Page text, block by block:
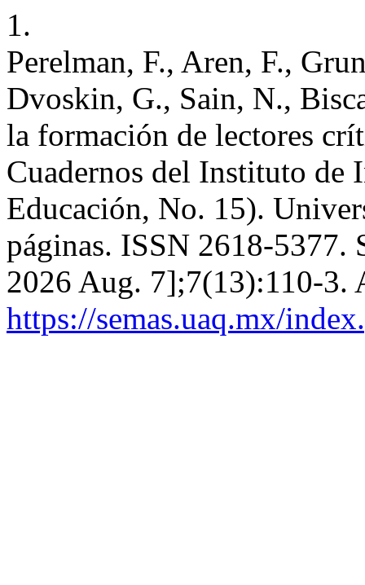
1.
Perelman, F., Aren, F.,
Dvoskin, G., Sain, N.,
la formación de lectores
Cuadernos del Instituto de
Educación, No. 15).
páginas. ISSN 2618-
2026 Aug. 7];7(13):110-3.
https://semas.uaq.mx/